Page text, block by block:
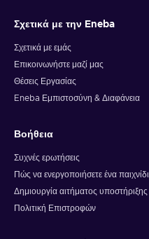
Σχετικά με την Eneba
Σχετικά με εμάς
Επικοινωνήστε μαζί μας
Θέσεις Εργασίας
Eneba Εμπιστοσύνη & Διαφάνεια
Βοήθεια
Συχνές ερωτήσεις
Πώς να ενεργοποιήσετε ένα παιχνίδι
Δημιουργία αιτήματος υποστήριξης
Πολιτική Επιστροφών